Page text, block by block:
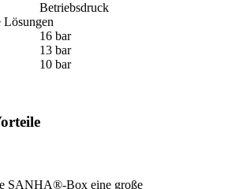
Betriebsdruck
Lösungen
16 bar
13 bar
10 bar
SANHA®-Box eine große